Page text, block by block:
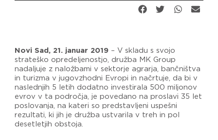
Novi Sad, 21. januar 2019 – V skladu s svojo
strateško opredeljenostjo, družba MK Group
nadaljuje z naložbami v sektorje agrarja, bančništva
in turizma v jugovzhodni Evropi in načrtuje, da bi v
naslednjih 5 letih dodatno investirala 500 miljonov
evrov v ta področja, je povedano na proslavi 35 let
poslovanja, na kateri so predstavljeni uspešni
rezultati, ki jih je družba ustvarila v treh in pol
desetletjih obstoja.